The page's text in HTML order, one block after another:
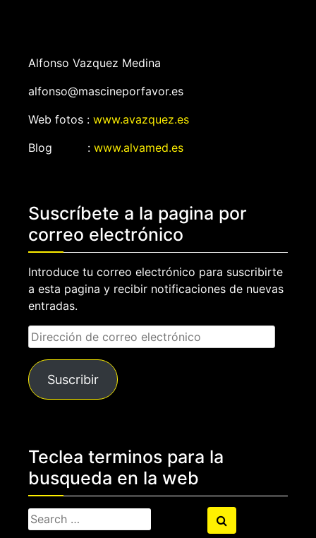
Alfonso Vazquez Medina
alfonso@mascineporfavor.es
Web fotos : www.avazquez.es
Blog : www.alvamed.es
Suscríbete a la pagina por
correo electrónico
Introduce tu correo electrónico para suscribirte
a esta pagina y recibir notificaciones de nuevas
entradas.
Dirección
de
correo
electrónico
Suscribir
Teclea terminos para la
busqueda en la web
Search
for:
Search